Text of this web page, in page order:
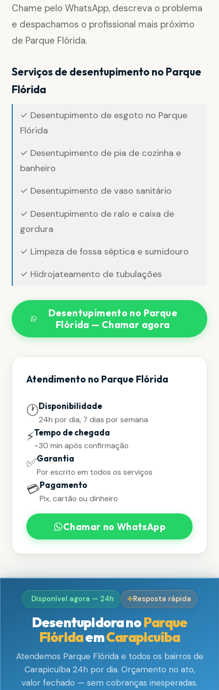
Chame pelo WhatsApp, descreva o problema
e despachamos o profissional mais próximo
de Parque Flórida.
Serviços de desentupimento no Parque
Flórida
✓ Desentupimento de esgoto no Parque
Flórida
✓ Desentupimento de pia de cozinha e
banheiro
✓ Desentupimento de vaso sanitário
✓ Desentupimento de ralo e caixa de
gordura
✓ Limpeza de fossa séptica e sumidouro
✓ Hidrojateamento de tubulações
Desentupimento no Parque
Flórida — Chamar agora
Atendimento no Parque Flórida
🕐Disponibilidade
24h por dia, 7 dias por semana
⚡Tempo de chegada
~30 min após confirmação
✅Garantia
Por escrito em todos os serviços
💳Pagamento
Pix, cartão ou dinheiro
Chamar no WhatsApp
Disponível agora — 24h Resposta rápida
Desentupidora noParque
FlóridaemCarapicuíba
Atendemos Parque Flórida e todos os bairros de
Carapicuíba 24h por dia. Orçamento no ato,
valor fechado — sem cobranças inesperadas.